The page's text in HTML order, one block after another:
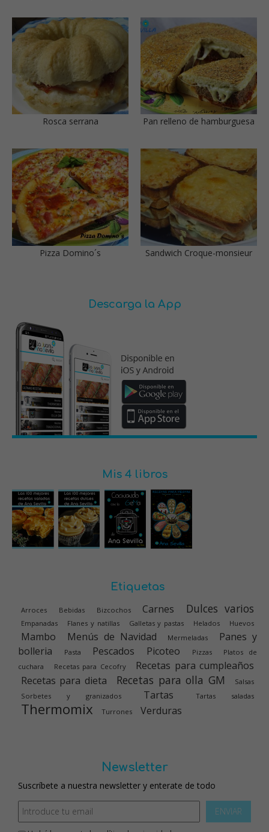
Rosca serrana Pan relleno de hamburguesa
Pizza Domino´s Sandwich Croque-monsieur
Descarga la App
Mis 4 libros
Etiquetas
Arroces Bebidas Bizcochos Carnes Dulces varios
Empanadas Flanes y natillas Galletas y pastas Helados Huevos
Mambo Menús de Navidad Mermeladas
Panes y
bolleria
Pasta Pescados Picoteo Pizzas
Platos de
cuchara
Recetas para Cecofry
Recetas para cumpleaños
Recetas para dieta
Recetas para olla GM
Salsas
Sorbetes y granizados
Tartas Tartas saladas
Thermomix Turrones Verduras
Newsletter
Suscríbete a nuestra newsletter y enterate de todo
ENVIAR